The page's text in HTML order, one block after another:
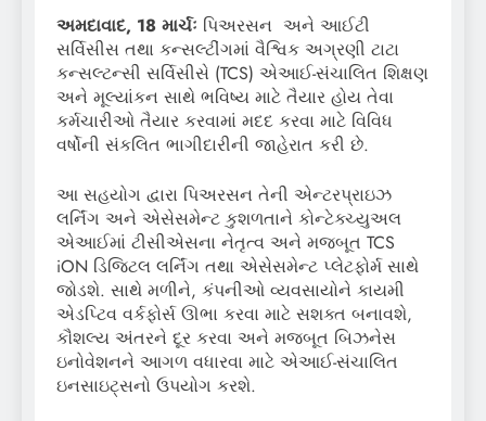
અમદાવાદ, 18 માર્ચઃ પિઅરસન અને આઈટી
સર્વિસીસ તથા કન્સલ્ટીંગમાં વૈશ્વિક અગ્રણી ટાટા
કન્સલ્ટન્સી સર્વિસીસે (TCS) એઆઈ-સંચાલિત શિક્ષણ
અને મૂલ્યાંકન સાથે ભવિષ્ય માટે તૈયાર હોય તેવા
કર્મચારીઓ તૈયાર કરવામાં મદદ કરવા માટે વિવિધ
વર્ષોની સંકલિત ભાગીદારીની જાહેરાત કરી છે.
આ સહયોગ દ્વારા પિઅરસન તેની એન્ટરપ્રાઇઝ
લર્નિંગ અને એસેસમેન્ટ કુશળતાને કોન્ટેક્ચ્યુઅલ
એઆઈમાં ટીસીએસના નેતૃત્વ અને મજબૂત TCS
iON ડિજિટલ લર્નિંગ તથા એસેસમેન્ટ પ્લેટફોર્મ સાથે
જોડશે. સાથે મળીને, કંપનીઓ વ્યવસાયોને કાયમી
એડપ્ટિવ વર્કફોર્સ ઊભા કરવા માટે સશક્ત બનાવશે,
કૌશલ્ય અંતરને દૂર કરવા અને મજબૂત બિઝનેસ
ઇનોવેશનને આગળ વધારવા માટે એઆઈ-સંચાલિત
ઇનસાઇટ્સનો ઉપયોગ કરશે.